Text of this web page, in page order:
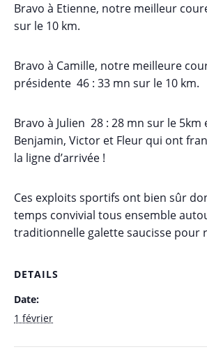
Bravo à Etienne, notre meilleur
sur le 10 km.
Bravo à Camille, notre meilleure
présidente 46 : 33 mn sur le 10 km.
Bravo à Julien 28 : 28 mn sur le 5km
Benjamin, Victor et Fleur qui ont
la ligne d’arrivée !
Ces exploits sportifs ont bien sûr
temps convivial tous ensemble
traditionnelle galette saucisse pour
DETAILS
Date:
1 février